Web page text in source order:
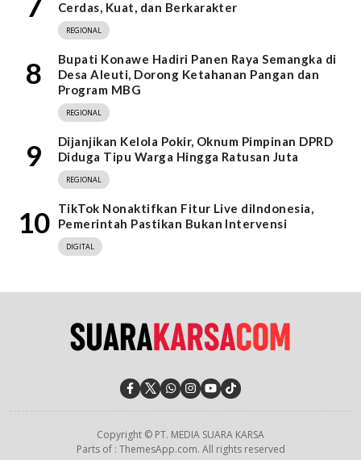
Cerdas, Kuat, dan Berkarakter
REGIONAL
8
Bupati Konawe Hadiri Panen Raya Semangka di
Desa Aleuti, Dorong Ketahanan Pangan dan
Program MBG
REGIONAL
9
Dijanjikan Kelola Pokir, Oknum Pimpinan DPRD
Diduga Tipu Warga Hingga Ratusan Juta
REGIONAL
10
TikTok Nonaktifkan Fitur Live diIndonesia,
Pemerintah Pastikan Bukan Intervensi
DIGITAL
Copyright © PT. MEDIA SUARA KARSA
Parts of : ThemesApp.com. All rights reserved